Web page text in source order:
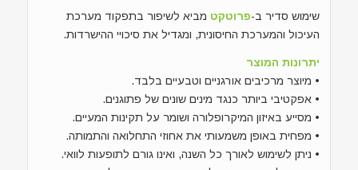
שימוש סדיר ב-פרוטקט מביא לשיפור בתפקוד מערכת
העיכול והמערכת החיסונית, ומגדיל את סיכויי ההישרדות.
יתרונות המוצר
• מיוצר מרכיבים אורגניים וטבעיים בלבד.
• אפקטיבי ביותר כנגד מינים שונים של פתוגנים.
• מסייע באיזון המיקרופלורה ושומר על תקינות המעיים.
• מפחית באופן משמעותי את אחוזי התחלואה והתמותה.
• ניתן לשימוש לאורך כל השנה, ואינו גורם לתופעות לוואי.